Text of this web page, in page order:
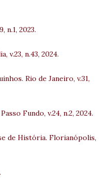
n.1, 2023.
v.23, n.43, 2024.
Rio de Janeiro, v.31,
Fundo, v.24, n.2, 2024.
de História. Florianópolis,